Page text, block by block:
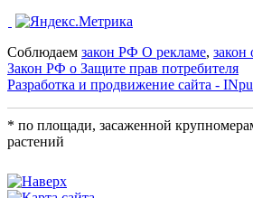
Соблюдаем закон РФ О рекламе,
Закон РФ о Защите прав потребителя
Разработка и продвижение сайта -
* по площади, засаженной
растений